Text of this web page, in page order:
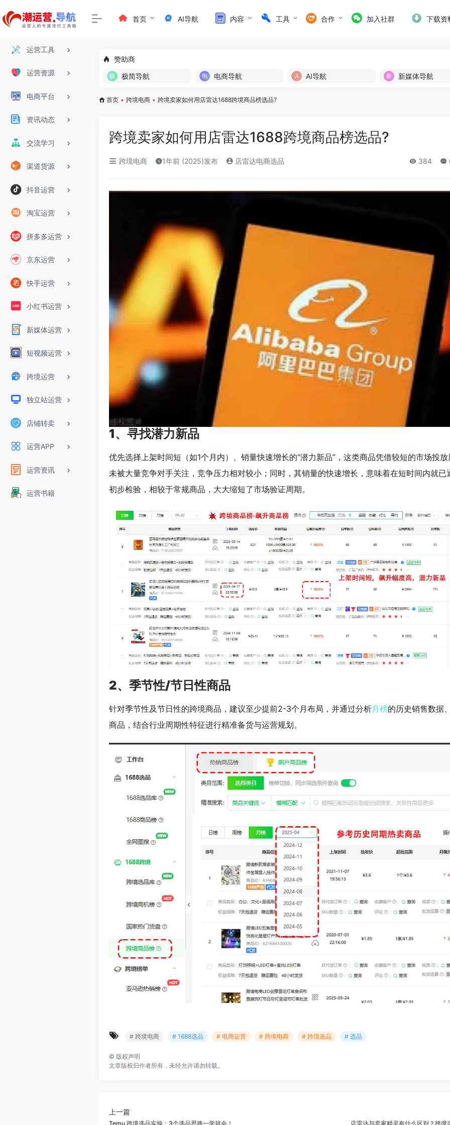
运营工具
运营资源
电商平台
资讯动态
交流学习
渠道货源
抖音运营
淘宝运营
拼多多运营
京东运营
快手运营
小红书运营
新媒体运营
短视频运营
跨境运营
独立站运营
店铺转卖
运营APP
运营资讯
运营书籍
首页 AI导航 内容 工具 合作 加入社群 下载资
赞助商
极简导航
电商导航 AI导航 新媒体导航
首页 • 跨境电商 • 跨境卖家如何用店雷达1688跨境商品榜选品?
跨境卖家如何用店雷达1688跨境商品榜选品?
跨境电商 1年前 (2025)发布 店雷达电商选品 384
1、寻找潜力新品
优先选择上架时间短（如1个月内）、销量快速增长的“潜力新品”，这类商品凭借较短的市场投
未被大量竞争对手关注，竞争压力相对较小；同时，其销量的快速增长，意味着在短时间内就已
初步检验，相较于常规商品，大大缩短了市场验证周期。
2、季节性/节日性商品
针对季节性及节日性的跨境商品，建议至少提前2-3个月布局，并通过分析月榜的历史销售数据
商品，结合行业周期性特征进行精准备货与运营规划。
# 跨境电商 # 1688选品 # 电商运营 # 跨境电商 # 跨境选品 # 选品
© 版权声明
文章版权归作者所有，未经允许请勿转载。
上一篇
Temu 跨境选品实操：3个选品思路一学就会！ 店雷达与卖家精灵有什么区别？跨境